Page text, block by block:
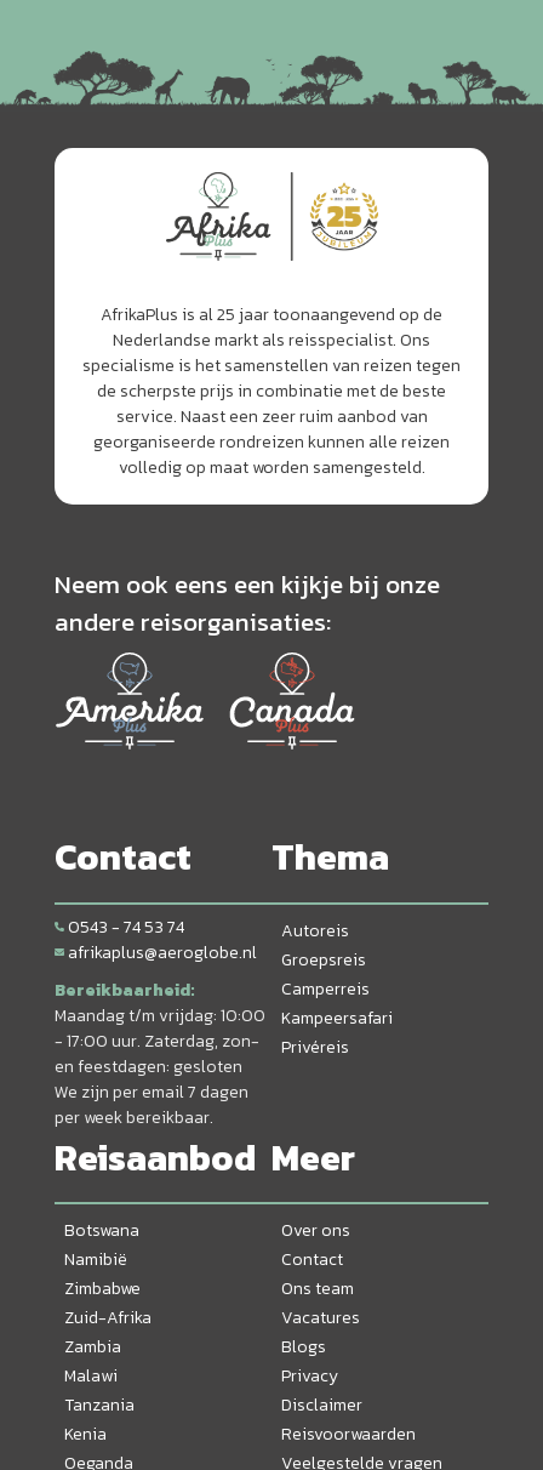
AfrikaPlus is al 25 jaar toonaangevend op de
Nederlandse markt als reisspecialist. Ons
specialisme is het samenstellen van reizen tegen
de scherpste prijs in combinatie met de beste
service. Naast een zeer ruim aanbod van
georganiseerde rondreizen kunnen alle reizen
volledig op maat worden samengesteld.
Neem ook eens een kijkje bij onze
andere reisorganisaties:
Contact
0543 - 74 53 74
afrikaplus@aeroglobe.nl
Bereikbaarheid:
Maandag t/m vrijdag: 10:00
- 17:00 uur. Zaterdag, zon-
en feestdagen: gesloten
We zijn per email 7 dagen
per week bereikbaar.
Thema
Autoreis
Groepsreis
Camperreis
Kampeersafari
Privéreis
Reisaanbod
Botswana
Namibië
Zimbabwe
Zuid-Afrika
Zambia
Malawi
Tanzania
Kenia
Oeganda
Meer
Over ons
Contact
Ons team
Vacatures
Blogs
Privacy
Disclaimer
Reisvoorwaarden
Veelgestelde vragen